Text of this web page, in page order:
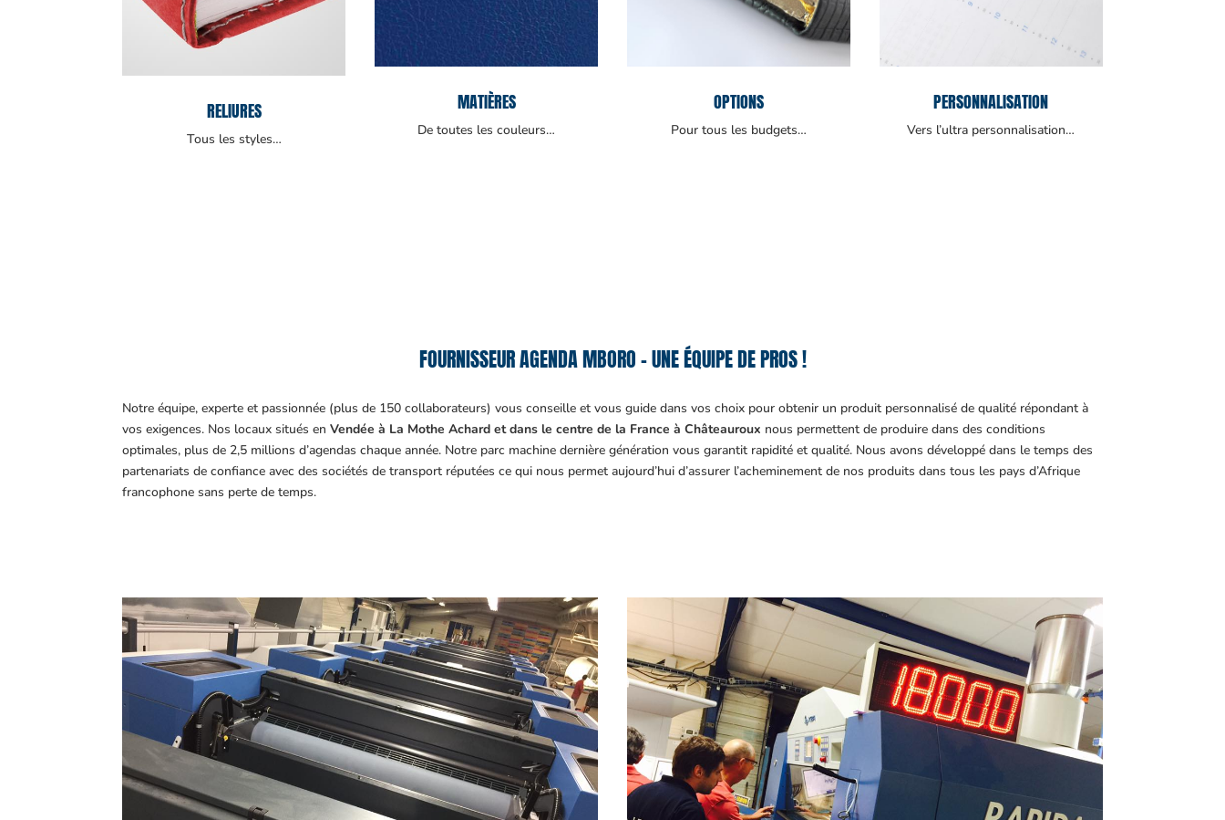
RELIURES
Tous les styles…
MATIÈRES
De toutes les couleurs…
OPTIONS
Pour tous les budgets…
PERSONNALISATION
Vers l’ultra personnalisation…
FOURNISSEUR AGENDA MBORO – UNE ÉQUIPE DE PROS !
Notre équipe, experte et passionnée (plus de 150 collaborateurs) vous conseille et vous guide dans vos choix pour obtenir un produit personnalisé de qualité répondant à
vos exigences. Nos locaux situés enVendée à La Mothe Achard et dans le centre de la France à Châteauroux nous permettent de produire dans des conditions
optimales, plus de 2,5 millions d’agendas chaque année. Notre parc machine dernière génération vous garantit rapidité et qualité. Nous avons développé dans le temps des
partenariats de confiance avec des sociétés de transport réputées ce qui nous permet aujourd’hui d’assurer l’acheminement de nos produits dans tous les pays d’Afrique
francophone sans perte de temps.